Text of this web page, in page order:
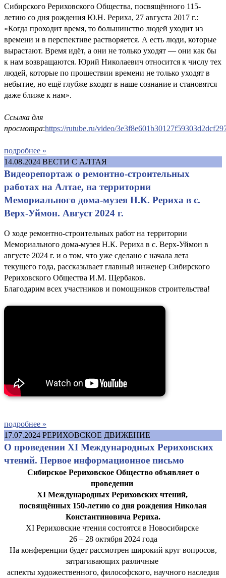
Сибирского Рериховского Общества, посвящённого 115-
летию со дня рождения Ю.Н. Рериха, 27 августа 2017 г.:
«Когда проходит время, то большинство людей уходит из
времени и в перспективе растворяется. А есть люди, которые
вырастают. Время идёт, а они не только уходят — они как бы
к нам возвращаются. Юрий Николаевич относится к числу тех
людей, которые по прошествии времени не только уходят в
небытие, но ещё глубже входят в наше сознание и становятся
даже ближе к нам».
Ссылка для
просмотра:https://rutube.ru/video/
подробнее »
14.08.2024 ВЕСТИ С АЛТАЯ
Видеорепортаж о ремонтно-строительных
работах на Алтае, на территории
Мемориального дома-музея Н.К. Рериха в с.
Верх-Уймон. Август 2024 г.
О ходе ремонтно-строительных работ на территории
Мемориального дома-музея Н.К. Рериха в с. Верх-Уймон в
августе 2024 г. и о том, что уже сделано с начала лета
текущего года, рассказывает главный инженер Сибирского
Рериховского Общества И.М. Щербаков.
Благодарим всех участников и помощников строительства!
подробнее »
17.07.2024 РЕРИХОВСКОЕ ДВИЖЕНИЕ
О проведении XI Международных Рериховских
чтений. Первое информационное письмо
Сибирское Рериховское Общество объявляет о
проведении
XI Международных Рериховских чтений,
посвящённых 150-летию со дня рождения Николая
Константиновича Рериха.
XI Рериховские чтения состоятся в Новосибирске
26 – 28 октября 2024 года
На конференции будет рассмотрен широкий круг вопросов,
затрагивающих различные
аспекты художественного, философского, научного наследия